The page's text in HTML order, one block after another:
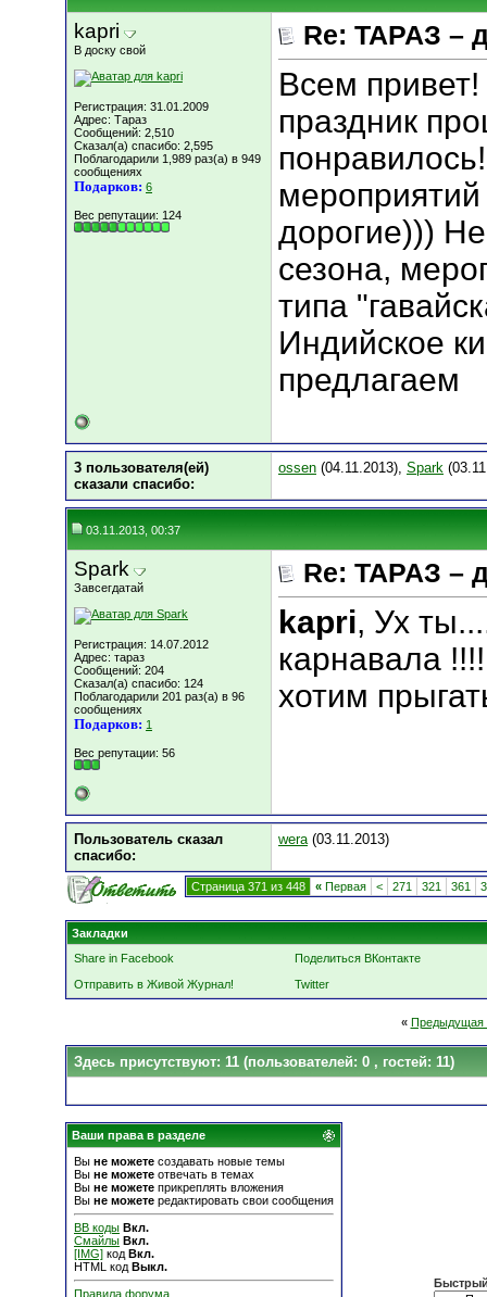
kapri
В доску свой
Регистрация: 31.01.2009
Адрес: Тараз
Сообщений: 2,510
Сказал(а) спасибо: 2,595
Поблагодарили 1,989 раз(а) в 949
сообщениях
Подарков: 6
Вес репутации: 124
Re: ТАРАЗ –
Всем
праздник
дорогие)))
сезона,
типа
Индийское
предлагаем
3 пользователя(ей)
сказали cпасибо:
ossen (04.11.2013), Spark
03.11.2013, 00:37
Spark
Завсегдатай
Регистрация: 14.07.2012
Адрес: тараз
Сообщений: 204
Сказал(а) спасибо: 124
Поблагодарили 201 раз(а) в 96
сообщениях
Подарков: 1
Вес репутации: 56
Re: ТАРАЗ –
kapri, Ух
карнавала
хотим
Пользователь сказал
cпасибо:
wera(03.11.2013)
Страница 371 из 448 « Первая < 271 321 361
Закладки
Share in Facebook
Поделиться ВКонтакте
Отправить в Живой Журнал!
Twitter
« Предыдущая
Здесь присутствуют: 11 (пользователей: 0 , гостей: 11)
Ваши права в разделе
Вы не можете создавать новые темы
Вы не можете отвечать в темах
Вы не можете прикреплять вложения
Вы не можете редактировать свои сообщения
BB коды Вкл.
Смайлы Вкл.
[IMG] код Вкл.
HTML код Выкл.
Правила форума